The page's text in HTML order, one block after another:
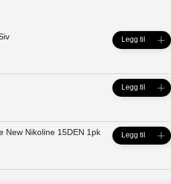
Legg til
Legg til
New Nikoline 15DEN 1pk Legg til